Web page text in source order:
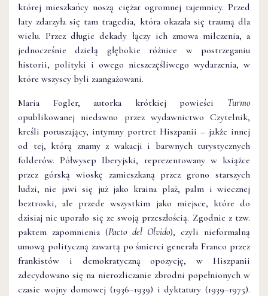
której mieszkańcy noszą ciężar ogromnej tajemnicy. Przed
laty zdarzyła się tam tragedia, która okazała się traumą dla
wielu. Przez długie dekady łączy ich zmowa milczenia, a
jednocześnie dzielą głębokie różnice w postrzeganiu
historii, polityki i owego nieszczęśliwego wydarzenia, w
które wszyscy byli zaangażowani.
Maria Fogler, autorka krótkiej powieści Turmo
opublikowanej niedawno przez wydawnictwo Czytelnik,
kreśli poruszający, intymny portret Hiszpanii – jakże innej
od tej, którą znamy z wakacji i barwnych turystycznych
folderów. Półwysep Iberyjski, reprezentowany w książce
przez górską wioskę zamieszkaną przez grono starszych
ludzi, nie jawi się już jako kraina plaż, palm i wiecznej
beztroski, ale przede wszystkim jako miejsce, które do
dzisiaj nie uporało się ze swoją przeszłością. Zgodnie z tzw.
paktem zapomnienia (Pacto del Olvido), czyli nieformalną
umową polityczną zawartą po śmierci generała Franco przez
frankistów i demokratyczną opozycję, w Hiszpanii
zdecydowano się na nierozliczanie zbrodni popełnionych w
czasie wojny domowej (1936–1939) i dyktatury (1939–1975).